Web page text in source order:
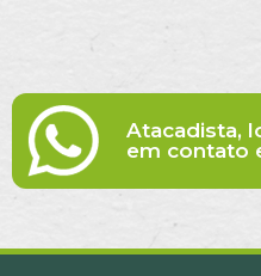
Atacadista,
em contato